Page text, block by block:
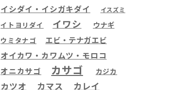
イシダイ・イシガキダイ イスズミ
イトヨリダイ イワシ ウナギ
ウミタナゴ エビ・テナガエビ
オイカワ・カワムツ・モロコ
オニカサゴ カサゴ カジカ
カツオ カマス カレイ